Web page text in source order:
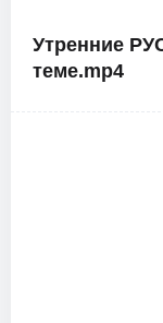
Утренние
теме.mp4